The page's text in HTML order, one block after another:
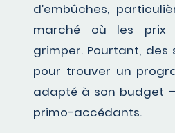
d’embûches,
marché où les prix
grimper. Pourtant, des
pour trouver un
adapté à son budget
primo-accédants.